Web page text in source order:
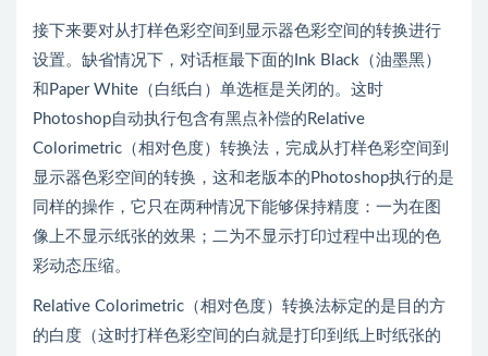
接下来要对从打样色彩空间到显示器色彩空间的转换进行
设置。缺省情况下，对话框最下面的Ink Black（油墨黑）
和Paper White（白纸白）单选框是关闭的。这时
Photoshop自动执行包含有黑点补偿的Relative
Colorimetric（相对色度）转换法，完成从打样色彩空间到
显示器色彩空间的转换，这和老版本的Photoshop执行的是
同样的操作，它只在两种情况下能够保持精度：一为在图
像上不显示纸张的效果；二为不显示打印过程中出现的色
彩动态压缩。
Relative Colorimetric（相对色度）转换法标定的是目的方
的白度（这时打样色彩空间的白就是打印到纸上时纸张的